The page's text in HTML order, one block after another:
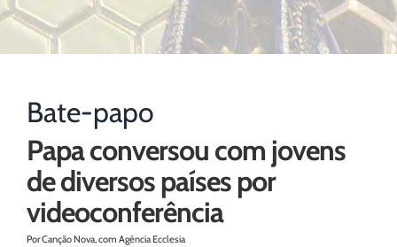
Bate-papo
Papa conversou com jovens
de diversos países por
videoconferência
Por Canção Nova, com Agência Ecclesia